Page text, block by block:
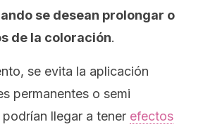
se desean prolongar o
de la coloración.
se evita la aplicación
permanentes o semi
llegar a tener efectos